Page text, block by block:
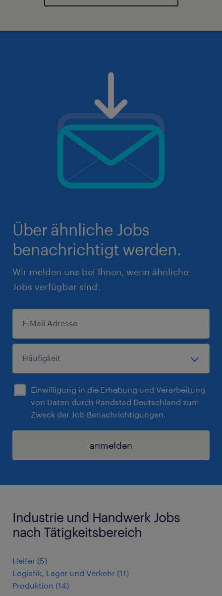
Über ähnliche Jobs
benachrichtigt werden.
Wir melden uns bei Ihnen, wenn ähnliche
Jobs verfügbar sind.
Einwilligung in die Erhebung und Verarbeitung
von Daten durch Randstad Deutschland zum
Zweck der Job Benachrichtigungen.
anmelden
Industrie und Handwerk Jobs
nach Tätigkeitsbereich
Helfer (5)
Logistik, Lager und Verkehr (11)
Produktion (14)